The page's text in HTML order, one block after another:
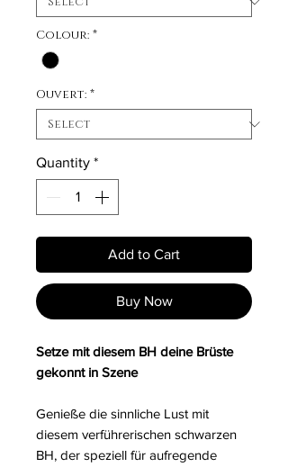
Colour: *
Ouvert: *
Quantity *
Add to Cart
Buy Now
Setze mit diesem BH deine Brüste
gekonnt in Szene
Genieße die sinnliche Lust mit
diesem verführerischen schwarzen
BH, der speziell für aufregende